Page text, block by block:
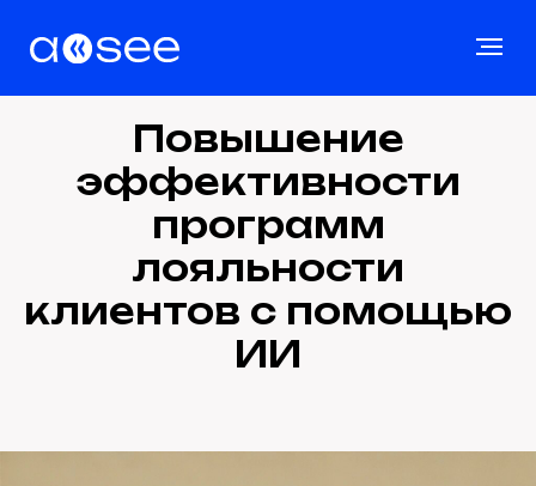
Повышение
эффективности
программ
лояльности
клиентов с помощью
ИИ